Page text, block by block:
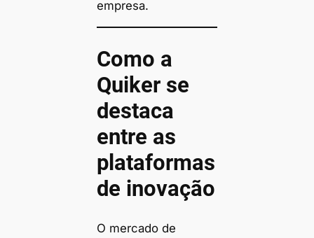
empresa.
Como a
Quiker se
destaca
entre as
plataformas
de inovação
O mercado de